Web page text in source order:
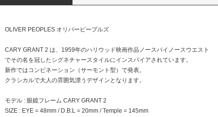
OLIVER PEOPLES オリバーピープルズ
CARY GRANT 2 は、1959年のハリウッド映画作品ノースバイノースウエスト
でその名を冠したシグネチャースタイルにインスパイアされています。
新作ではコンビネーション（サーモント型）で発表。
クラシカルで大人の雰囲気漂うデザインとなります。
モデル : 眼鏡フレーム CARY GRANT 2
SIZE : EYE = 48mm / D.B.L = 20mm / Temple = 145mm